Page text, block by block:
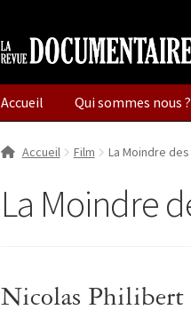
Aller
à
navigation
Aller
au
Accueil Qui sommes nous ?
Accueil Film La Moindre
La Moindre
Nicolas Philibert